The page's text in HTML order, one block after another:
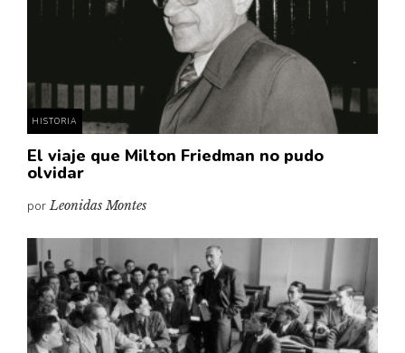
HISTORIA
El viaje que Milton Friedman no pudo
olvidar
porLeonidas Montes